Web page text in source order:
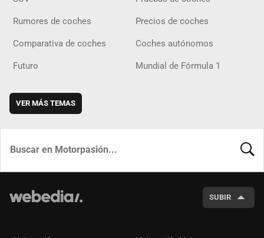
Rumores de coches Precios de coches
Comparativa de coches Coches autónomos
Futuro Mundial de Fórmula 1
VER MÁS TEMAS
SUBIR